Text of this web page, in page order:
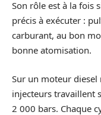
Son rôle est à la fois
précis à exécuter :
carburant, au bon
bonne atomisation.
Sur un moteur
injecteurs travaillent
2 000 bars. Chaque